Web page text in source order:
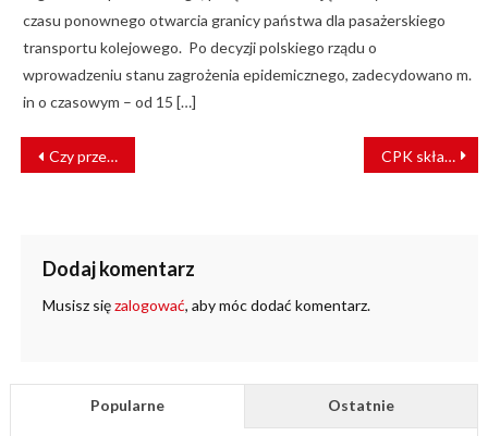
czasu ponownego otwarcia granicy państwa dla pasażerskiego
transportu kolejowego. Po decyzji polskiego rządu o
wprowadzeniu stanu zagrożenia epidemicznego, zadecydowano m.
in o czasowym – od 15 […]
NAWIGACJA
WPISU
Czy przejazdy kolejowo-drogowe staną się bezpieczne? CPK składa wniosek o decyzję środowiskową KDP Łętownia–Rzeszów
Dodaj komentarz
Musisz sięzalogować, aby móc dodać komentarz.
Popularne Ostatnie